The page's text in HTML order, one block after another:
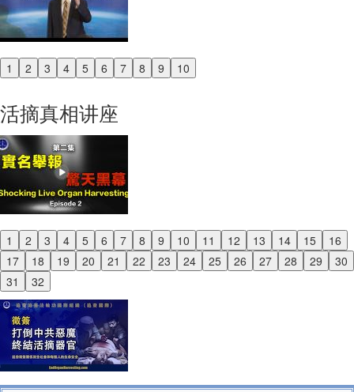
1 2 3 4 5 6 7 8 9 10
Previous
活摘真相讲座
1 2 3 4 5 6 7 8 9 10 11 12 13 14 15
16
17
18 19 20 21 22 23 24 25 26 27 28 29
30
31
32
Previous
Next